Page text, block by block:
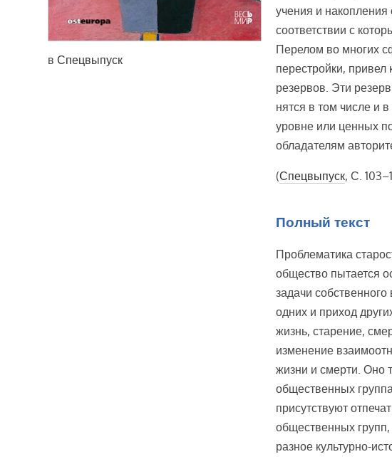
вСпецвыпуск
учения и
соответствии с
Перелом во многих
перестройки,
резервов. Эти
нятся в том числе и
уровне или ценных
обладателям
(Спецвыпуск, С.
Полный текст
Проблематика
общество пытается
задачи
одних и приход
жизнь, старение,
изменение
жизни и смерти. Оно
общественных
присутствуют
общественных
разное культурно-